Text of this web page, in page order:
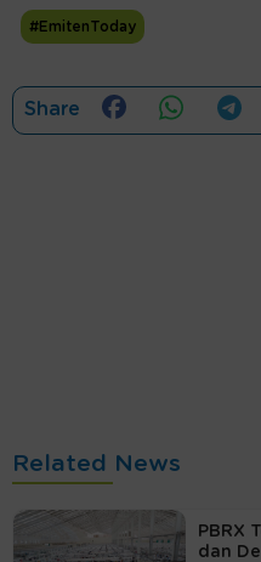
#EmitenToday
Share
Related News
PBRX
dan